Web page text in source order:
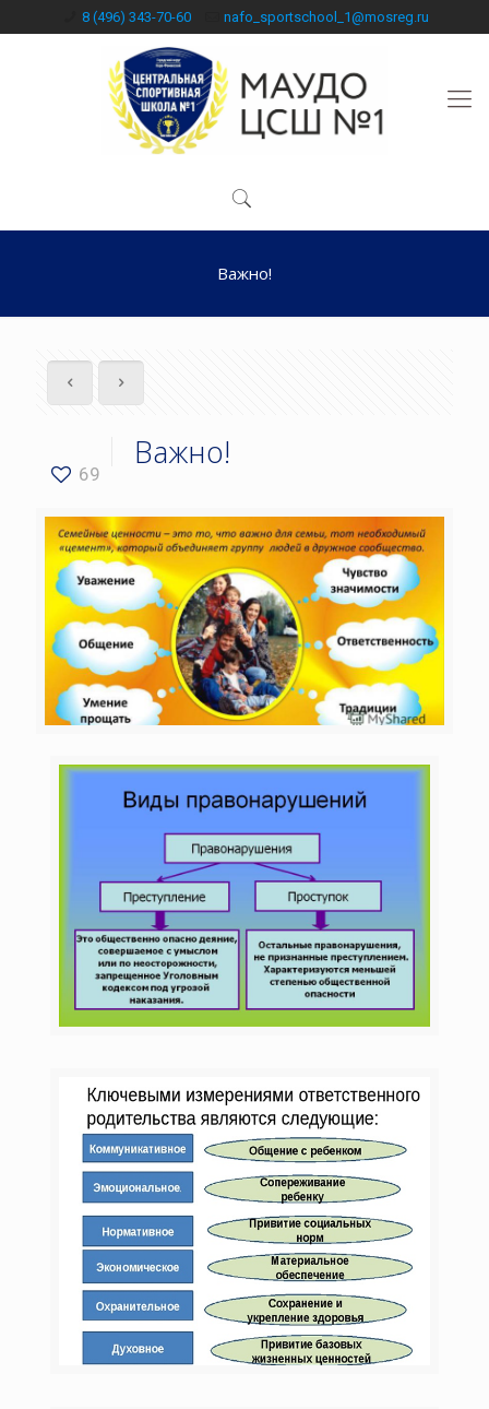
8 (496) 343-70-60 nafo_sportschool_1@mosreg.ru
Важно!
69
Важно!